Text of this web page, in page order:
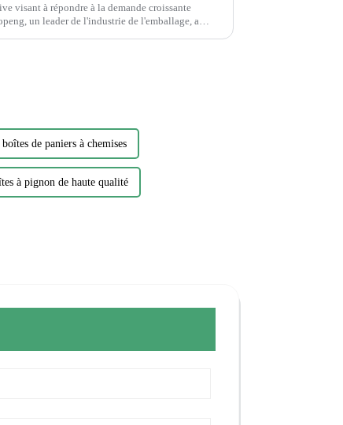
visant à répondre à la demande croissante
un leader de l'industrie de l'emballage, a
de paniers à chemises
à pignon de haute qualité